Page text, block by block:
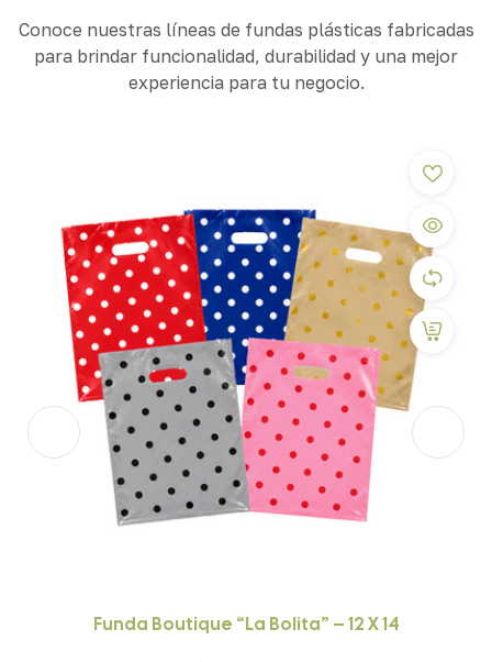
Conoce nuestras líneas de fundas plásticas fabricadas
para brindar funcionalidad, durabilidad y una mejor
experiencia para tu negocio.
Funda Boutique “La Bolita” – 12 X 14